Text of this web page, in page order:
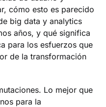
cómo esto es parecido
big data y analytics
años, y qué significa
para los esfuerzos que
de la transformación
Lo mejor que
para la